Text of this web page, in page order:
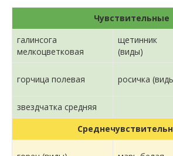
Чувствительные
галинсога
мелкоцветковая
щетинник
(виды)
горчица полевая росичка
звездчатка средняя